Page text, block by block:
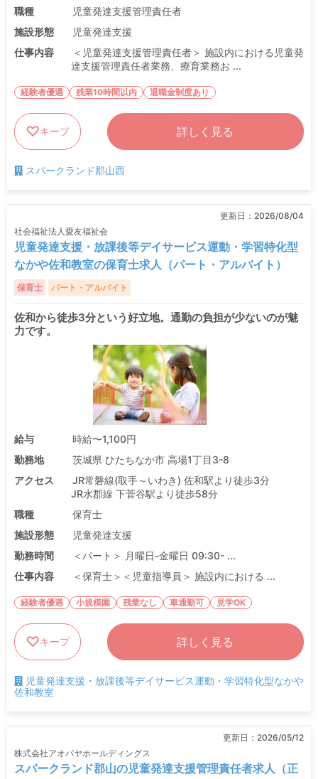
職種
児童発達支援管理責任者
施設形態
児童発達支援
仕事内容
＜児童発達支援管理責任者＞ 施設内における児童発
達支援管理責任者業務、療育業務お ...
経験者優遇 残業10時間以内 退職金制度あり
キープ 詳しく見る
スパークランド郡山西
更新日： 2026/08/04
社会福祉法人愛友福祉会
児童発達支援・放課後等デイサービス運動・学習特化型
なかや佐和教室の保育士求人（パート・アルバイト）
保育士 パート・アルバイト
佐和から徒歩3分という好立地。通勤の負担が少ないのが魅
力です。
給与
時給〜1,100円
勤務地
茨城県 ひたちなか市 高場1丁目3-8
アクセス
JR常磐線(取手～いわき) 佐和駅より徒歩3分
JR水郡線 下菅谷駅より徒歩58分
職種
保育士
施設形態
児童発達支援
勤務時間
＜パート＞ 月曜日-金曜日 09:30- ...
仕事内容
＜保育士＞＜児童指導員＞ 施設内における ...
経験者優遇 小規模園 残業なし 車通勤可 見学OK
キープ 詳しく見る
児童発達支援・放課後等デイサービス運動・学習特化型なかや
佐和教室
更新日： 2026/05/12
株式会社アオバヤホールディングス
スパークランド郡山の児童発達支援管理責任者求人（正